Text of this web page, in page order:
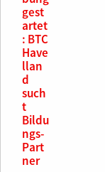
gest
artet
: BTC
Have
llan
d
such
t
Bildu
ngs-
Part
ner